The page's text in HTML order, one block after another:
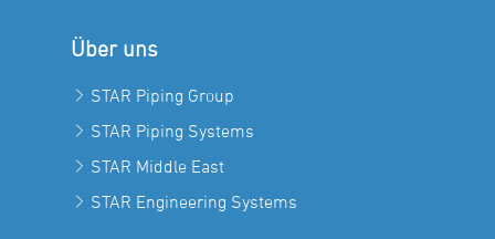
Über uns
STAR Piping Group
STAR Piping Systems
STAR Middle East
STAR Engineering Systems